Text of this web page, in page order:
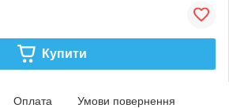
Купити
Оплата Умови повернення